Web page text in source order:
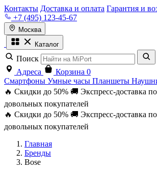
Контакты Доставка и оплата Гарантия и
+7 (495) 123-45-67
Москва
Каталог
Поиск
Адреса Корзина 0
Смартфоны Умные часы Планшеты
🔥 Скидки до 50% 🚚 Экспресс-доставка
довольных покупателей
🔥 Скидки до 50% 🚚 Экспресс-доставка
довольных покупателей
Главная
Бренды
Bose